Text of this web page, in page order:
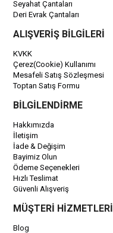
Seyahat Çantaları
Deri Evrak Çantaları
ALIŞVERİŞ BİLGİLERİ
KVKK
Çerez(Cookie) Kullanımı
Mesafeli Satış Sözleşmesi
Toptan Satış Formu
BİLGİLENDİRME
Hakkımızda
İletişim
İade & Değişim
Bayimiz Olun
Ödeme Seçenekleri
Hızlı Teslimat
Güvenli Alışveriş
MÜŞTERİ HİZMETLERİ
Blog